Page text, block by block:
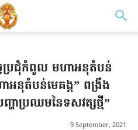
ចប្រជុំកំពូល មហាអនុតំបន់
អនុតំបន់មេគង្គ” ពង្រឹង
ហាប្រឈមនៃទសវត្សថ្មី”
9 September, 2021